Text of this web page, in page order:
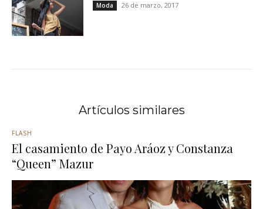
Moda 26 de marzo, 2017
Artículos similares
FLASH
El casamiento de Payo Aráoz y Constanza
“Queen” Mazur